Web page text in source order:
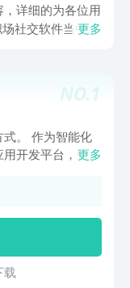
详细的为各位用
社交软件当中，
更多
NO.1
。 作为智能化
开发平台，钉钉
用智能技术为
的中国500强企
民日报、中国联
、宁德时代、赛
更多
载